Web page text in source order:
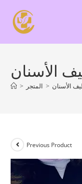
الأسنان
> المتجر > الأسنان
Previous Product